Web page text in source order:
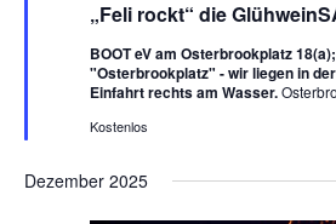
„Feli rockt“ die
r
o
r
g
h
b
e
BOOT eV am Osterbrookplatz
"Osterbrookplatz" - wir liegen in
Einfahrt rechts am Wasser.
Kostenlos
Dezember 2025